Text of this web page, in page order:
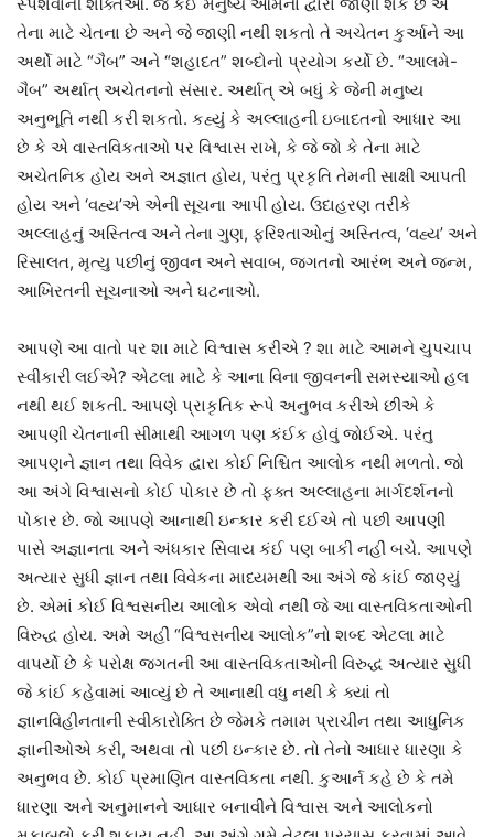
તેના માટે ચેતના છે અને જે જાણી નથી શકતો તે અચેતન કુર્આને આ
અર્થો માટે “ગૈબ” અને “શહાદત” શબ્દોનો પ્રયોગ કર્યો છે. “આલમે-
ગૈબ” અર્થાત્‌ અચેતનનો સંસાર. અર્થાત્‌ એ બધું કે જેની મનુષ્ય
અનુભૂતિ નથી કરી શકતો. કહ્યું કે અલ્લાહની ઇબાદતનો આધાર આ
છે કે એ વાસ્તવિકતાઓ પર વિશ્વાસ રાખે, કે જે જો કે તેના માટે
અચેતનિક હોય અને અજ્ઞાત હોય, પરંતુ પ્રકૃતિ તેમની સાક્ષી આપતી
હોય અને ‘વહ્ય’એ એની સૂચના આપી હોય. ઉદાહરણ તરીકે
અલ્લાહનું અસ્તિત્વ અને તેના ગુણ, ફરિશ્તાઓનું અસ્તિત્વ, ‘વહ્ય’ અને
રિસાલત, મૃત્યુ પછીનું જીવન અને સવાબ, જગતનો આરંભ અને જન્મ,
આખિરતની સૂચનાઓ અને ઘટનાઓ.
આપણે આ વાતો પર શા માટે વિશ્વાસ કરીએ ? શા માટે આમને ચુપચાપ
સ્વીકારી લઈએ? એટલા માટે કે આના વિના જીવનની સમસ્યાઓ હલ
નથી થઈ શકતી. આપણે પ્રાકૃતિક રૂપે અનુભવ કરીએ છીએ કે
આપણી ચેતનાની સીમાથી આગળ પણ કંઈક હોવું જોઈએ. પરંતુ
આપણને જ્ઞાન તથા વિવેક દ્વારા કોઈ નિશ્ચિત આલોક નથી મળતો. જો
આ અંગે વિશ્વાસનો કોઈ પોકાર છે તો ફક્ત અલ્લાહના માર્ગદર્શનનો
પોકાર છે. જો આપણે આનાથી ઇન્કાર કરી દઈએ તો પછી આપણી
પાસે અજ્ઞાનતા અને અંધકાર સિવાય કંઈ પણ બાકી નહીં બચે. આપણે
અત્યાર સુધી જ્ઞાન તથા વિવેકના માધ્યમથી આ અંગે જે કાંઈ જાણ્યું
છે. એમાં કોઈ વિશ્વસનીય આલોક એવો નથી જે આ વાસ્તવિકતાઓની
વિરુદ્ધ હોય. અમે અહીં “વિશ્વસનીય આલોક”નો શબ્દ એટલા માટે
વાપર્યો છે કે પરોક્ષ જગતની આ વાસ્તવિકતાઓની વિરુદ્ધ અત્યાર સુધી
જે કાંઈ કહેવામાં આવ્યું છે તે આનાથી વધુ નથી કે ક્યાં તો
જ્ઞાનવિહીનતાની સ્વીકારોક્તિ છે જેમકે તમામ પ્રાચીન તથા આધુનિક
જ્ઞાનીઓએ કરી, અથવા તો પછી ઇન્કાર છે. તો તેનો આધાર ધારણા કે
અનુભવ છે. કોઈ પ્રમાણિત વાસ્તવિકતા નથી. કુઆર્ન કહે છે કે તમે
ધારણા અને અનુમાનને આધાર બનાવીને વિશ્વાસ અને આલોકનો